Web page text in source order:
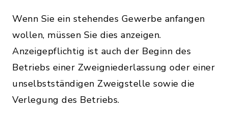
Wenn Sie ein stehendes Gewerbe anfangen
wollen, müssen Sie dies anzeigen.
Anzeigepflichtig ist auch der Beginn des
Betriebs einer Zweigniederlassung oder einer
unselbstständigen Zweigstelle sowie die
Verlegung des Betriebs.